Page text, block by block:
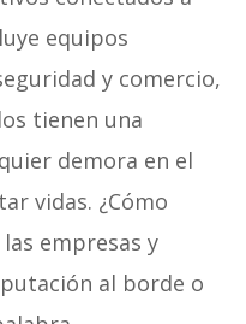
conectados a
equipos
y comercio,
tienen una
demora en el
vidas. ¿Cómo
empresas y
al borde o